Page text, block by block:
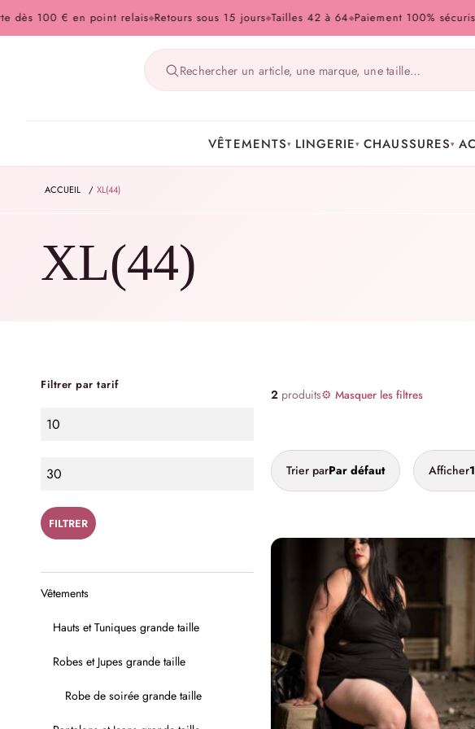
100 € en point relais ◆Retours sous 15 jours◆ Tailles 42 à 64◆ Paiement 100% sécurisé◆
VÊTEMENTS▾ LINGERIE▾ CHAUSSURES▾
ACCUEIL / XL(44)
XL(44)
2 produits⚙ Masquer les filtres
Trier parPar défaut Afficher
Filtrer par tarif
FILTRER
Vêtements
Hauts et Tuniques grande taille
Robes et Jupes grande taille
Robe de soirée grande taille